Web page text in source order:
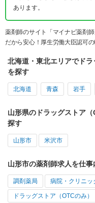
あります。
薬剤師のサイト「マイナビ薬剤
だから安心！厚生労働大臣認可の
北海道・東北エリアでド
を探す
北海道 青森 岩手
山形県のドラッグストア
探す
山形市 米沢市
山形市の薬剤師求人を仕
調剤薬局 病院・クリニッ
ドラッグストア（OTCのみ）